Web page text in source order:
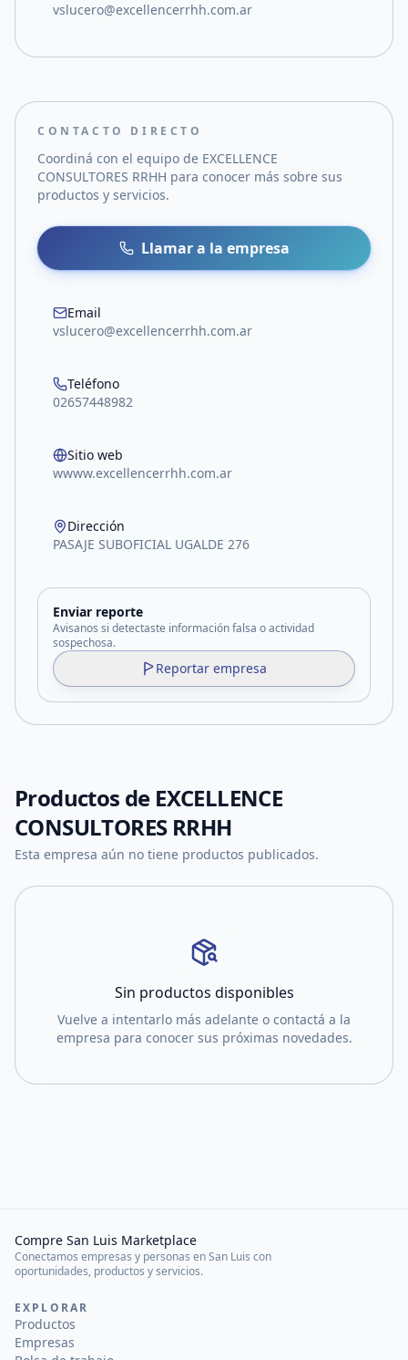
vslucero@excellencerrhh.com.ar
CONTACTO DIRECTO
Coordiná con el equipo de EXCELLENCE
CONSULTORES RRHH para conocer más sobre sus
productos y servicios.
Llamar a la empresa
Email
vslucero@excellencerrhh.com.ar
Teléfono
02657448982
Sitio web
wwww.excellencerrhh.com.ar
Dirección
PASAJE SUBOFICIAL UGALDE 276
Enviar reporte
Avisanos si detectaste información falsa o actividad
sospechosa.
Reportar empresa
Productos de EXCELLENCE
CONSULTORES RRHH
Esta empresa aún no tiene productos publicados.
Sin productos disponibles
Vuelve a intentarlo más adelante o contactá a la
empresa para conocer sus próximas novedades.
Compre San Luis Marketplace
Conectamos empresas y personas en San Luis con
oportunidades, productos y servicios.
EXPLORAR
Productos
Empresas